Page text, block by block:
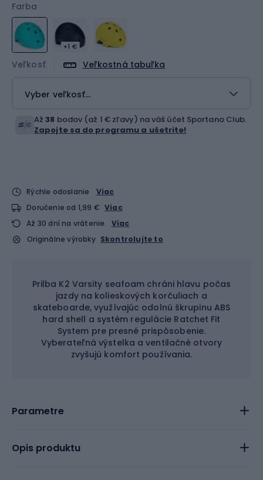
Farba
+1 €
Veľkosť Veľkostná tabuľka
Vyber veľkosť...
Až38 bodov (až 1 € zľavy) na váš účet Sportano Club.
Zapojte sa do programu a ušetrite!
Rýchle odoslanie
Viac
Doručenie od 1,99 € Viac
Až 30 dní na vrátenie. Viac
Originálne výrobky Skontrolujte to
Prilba K2 Varsity seafoam chráni hlavu počas
jazdy na kolieskových korčuliach a
skateboarde, využívajúc odolnú škrupinu ABS
hard shell a systém regulácie Ratchet Fit
System pre presné prispôsobenie.
Vyberateľná výstelka a ventilačné otvory
zvyšujú komfort používania.
Parametre
Opis produktu